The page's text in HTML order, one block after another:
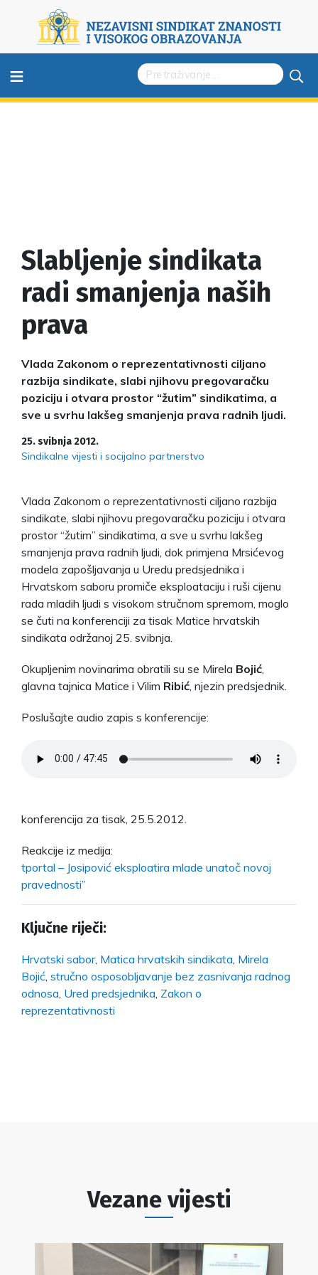
≡
Slabljenje sindikata
radi smanjenja naših
prava
Vlada Zakonom o reprezentativnosti ciljano
razbija sindikate, slabi njihovu pregovaračku
poziciju i otvara prostor “žutim” sindikatima, a
sve u svrhu lakšeg smanjenja prava radnih ljudi.
25. svibnja 2012.
Sindikalne vijesti i socijalno partnerstvo
Vlada Zakonom o reprezentativnosti ciljano razbija
sindikate, slabi njihovu pregovaračku poziciju i otvara
prostor “žutim” sindikatima, a sve u svrhu lakšeg
smanjenja prava radnih ljudi, dok primjena Mrsićevog
modela zapošljavanja u Uredu predsjednika i
Hrvatskom saboru promiče eksploataciju i ruši cijenu
rada mladih ljudi s visokom stručnom spremom, moglo
se čuti na konferenciji za tisak Matice hrvatskih
sindikata održanoj 25. svibnja.
Okupljenim novinarima obratili su se Mirela Bojić
glavna tajnica Matice i Vilim Ribić , njezin predsjednik.
Poslušajte audio zapis s konferencije:
konferencija za tisak, 25.5.2012.
Reakcije iz medija:
tportal – Josipović eksploatira mlade unatoč novoj
pravednosti”
Ključne riječi:
Hrvatski sabor, Matica hrvatskih sindikata Mirela
Bojić stručno osposobljavanje bez zasnivanja radnog
odnosa Ured predsjednika Zakon o
reprezentativnosti
Vezane vijesti